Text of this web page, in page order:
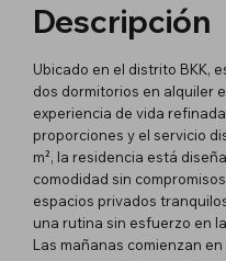
Descripción
Ubicado en el distrito BKK,
dos dormitorios en alquiler
experiencia de vida
proporciones y el servicio
m², la residencia está
comodidad sin
espacios privados
una rutina sin esfuerzo en
Las mañanas comienzan